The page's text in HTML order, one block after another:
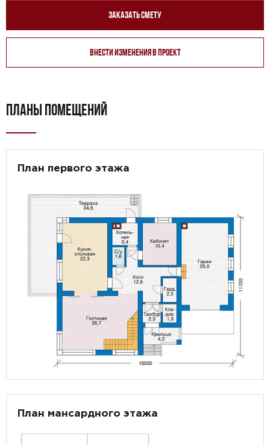
Заказать смету
Внести изменения в проект
ПЛАНЫ ПОМЕЩЕНИЙ
План первого этажа
План мансардного этажа